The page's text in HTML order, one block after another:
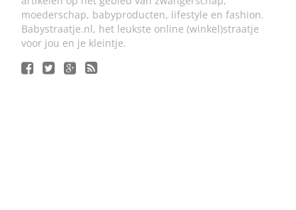
moederschap, babyproducten, lifestyle en fashion.
Babystraatje.nl, het leukste online (winkel)straatje
voor jou en je kleintje.